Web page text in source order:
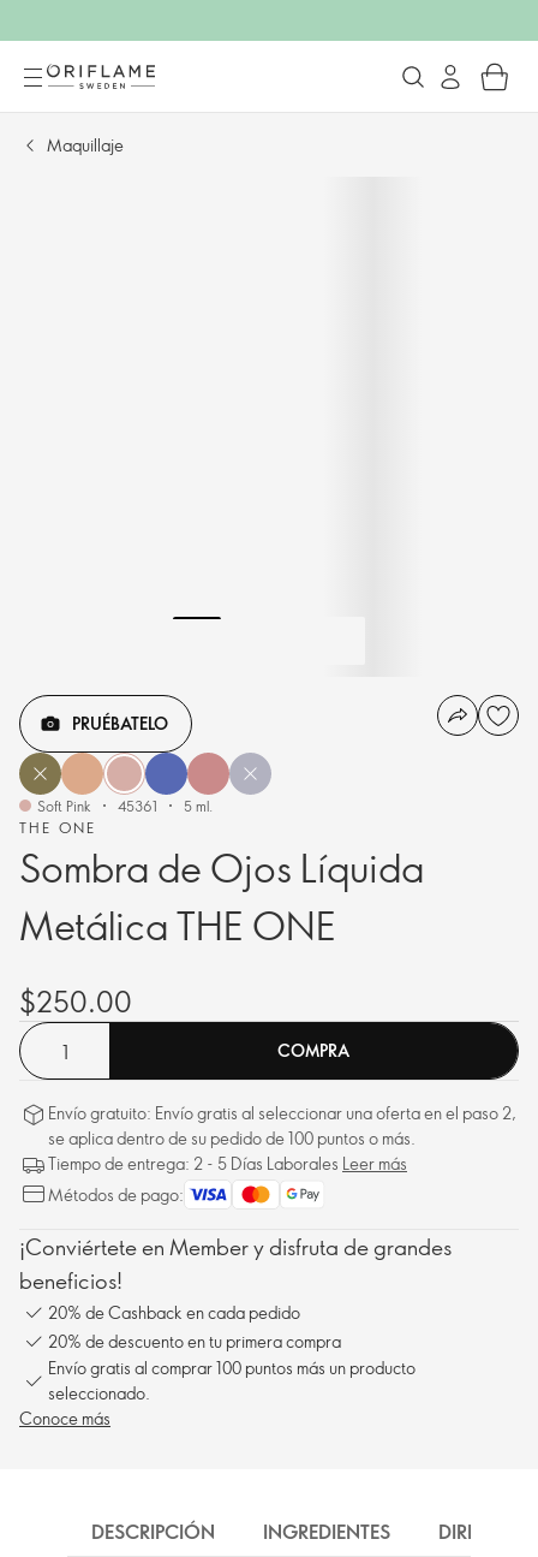
Maquillaje
THE ONE
Sombra de Ojos Líquida
Metálica THE ONE
PRUÉBATELO
Soft Pink 45361 5 ml.
$250.00
COMPRA
Envío gratuito: Envío gratis al seleccionar una oferta en el paso 2,
se aplica dentro de su pedido de 100 puntos o más.
Tiempo de entrega: 2 - 5 Días Laborales Leer más
Métodos de pago:
¡Conviértete en Member y disfruta de grandes
beneficios!
20% de Cashback en cada pedido
20% de descuento en tu primera compra
Envío gratis al comprar 100 puntos más un producto
seleccionado.
Conoce más
DESCRIPCIÓN INGREDIENTES